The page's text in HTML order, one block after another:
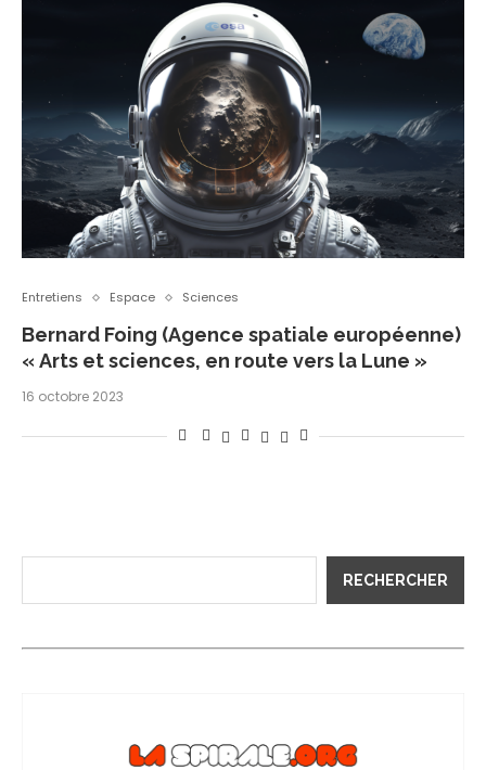
Entretiens Espace Sciences
Bernard Foing (Agence spatiale européenne)
« Arts et sciences, en route vers la Lune »
16 octobre 2023
RECHERCHER